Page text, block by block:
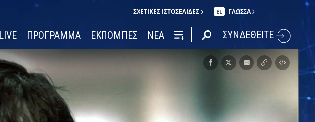
ΣΧΕΤΙΚΈΣ ΙΣΤΟΣΕΛΊΔΕΣ EL ΓΛΩΣΣΑ
LIVE ΠΡΟΓΡΑΜΜΑ ΕΚΠΟΜΠΕΣ ΝΕΑ ΣΥΝΔΕΘΕΙΤΕ